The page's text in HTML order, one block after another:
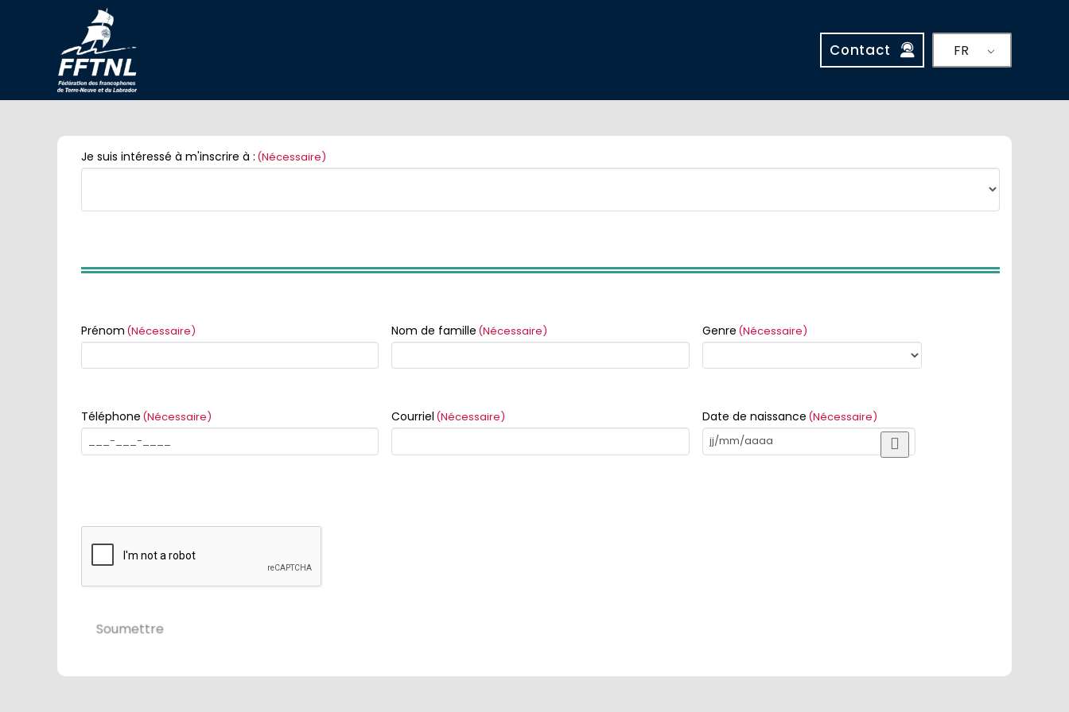
Contact FR
Je suis intéressé à m'inscrire à : (Nécessaire)
Prénom (Nécessaire) Nom de famille (Nécessaire) Genre (Nécessaire)
Téléphone (Nécessaire) Courriel (Nécessaire) Date de naissance (Nécessaire)
Soumettre